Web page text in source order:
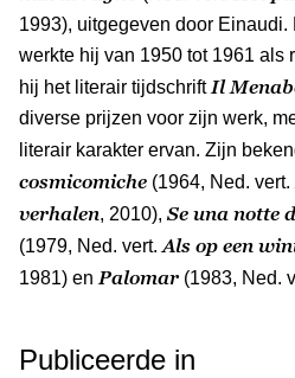
1993), uitgegeven door
werkte hij van 1950 tot 1961 als
hij het literair tijdschrift Il
diverse prijzen voor zijn werk,
literair karakter ervan. Zijn
cosmicomiche (1964, Ned. vert.
verhalen, 2010), Se una notte
(1979, Ned. vert. Als op een
1981) en Palomar (1983, Ned.
Publiceerde in